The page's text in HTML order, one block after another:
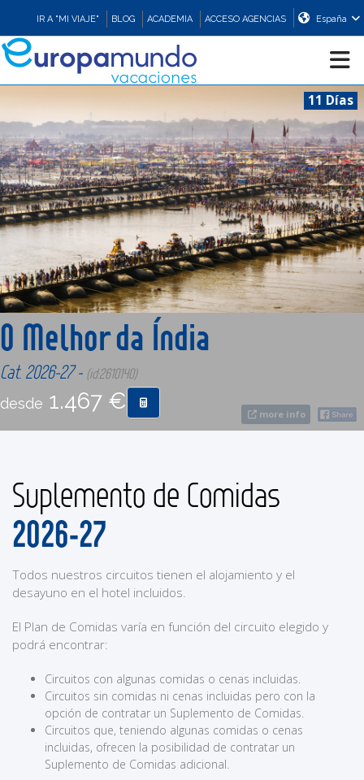
IR A "MI VIAJE" BLOG ACADEMIA ACCESO AGENCIAS España
EUROPA
ASIA
ORIENTE
PROMOCIONES
11 Días
more info
O Melhor da Índia
Cat. 2026-27 - (id:2610140)
desde 1.467 €
Suplemento de Comidas
2026-27
Todos nuestros circuitos tienen el alojamiento y el
desayuno en el hotel incluidos.
El Plan de Comidas varía en función del circuito elegido y
podrá encontrar:
Circuitos con algunas comidas o cenas incluidas.
Circuitos sin comidas ni cenas incluidas pero con la
opción de contratar un Suplemento de Comidas.
Circuitos que, teniendo algunas comidas o cenas
incluidas, ofrecen la posibilidad de contratar un
Suplemento de Comidas adicional.